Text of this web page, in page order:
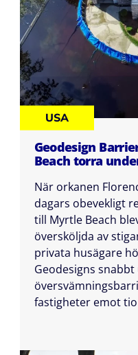
USA
Geodesign
Beach torra
När orkanen
dagars obevekligt
till Myrtle Beach
översköljda av
privata husägare
Geodesigns
fastigheter emot tio